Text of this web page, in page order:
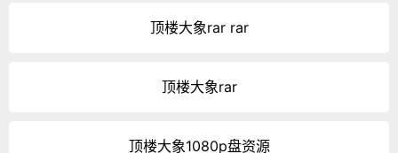
顶楼大象rar rar
顶楼大象rar
顶楼大象1080p盘资源